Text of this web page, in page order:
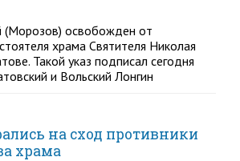
(Морозов) освобожден от
храма Святителя Николая
Такой указ подписал сегодня
и Вольский Лонгин
на сход противники
храма